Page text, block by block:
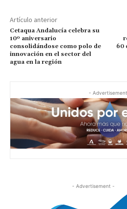
Artículo anterior
Cetaqua Andalucía celebra su
10º aniversario
consolidándose como polo de
innovación en el sector del
agua en la región
60
-
- Advertisement -